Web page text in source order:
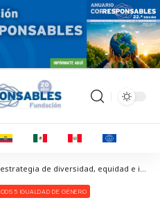
Corresponsables > Entrevistas > La estrategia de diversidad, equidad e inclusión es una palanca fundamental para alcanzar la transformación
ODS 5 IGUALDAD DE GÉNERO